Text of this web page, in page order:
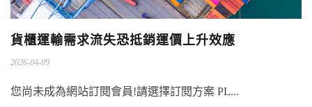
貨櫃運輸需求流失恐抵銷運價上升效應
2026-04-09
您尚未成為網站訂閱會員!請選擇訂閱方案 PL...